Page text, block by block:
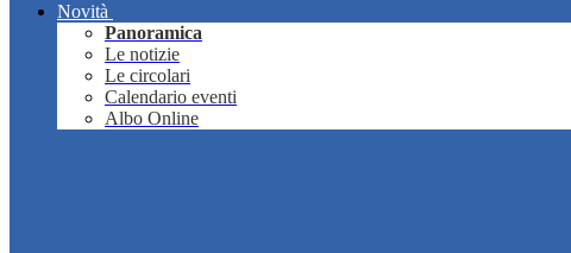
Novità
Panoramica
Le notizie
Le circolari
Calendario eventi
Albo Online